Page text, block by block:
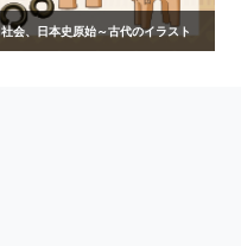
社会、日本史原始～古代のイラスト